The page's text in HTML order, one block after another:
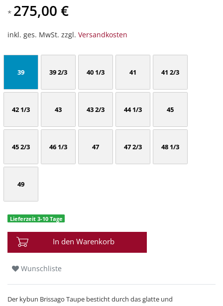
* 275,00 €
inkl. ges. MwSt. zzgl. Versandkosten
39 39 2/3 40 1/3 41 41 2/3
42 1/3 43 43 2/3 44 1/3 45
45 2/3 46 1/3 47 47 2/3 48 1/3
49
Lieferzeit 3-10 Tage
In den Warenkorb
Wunschliste
Der kybun Brissago Taupe besticht durch das glatte und